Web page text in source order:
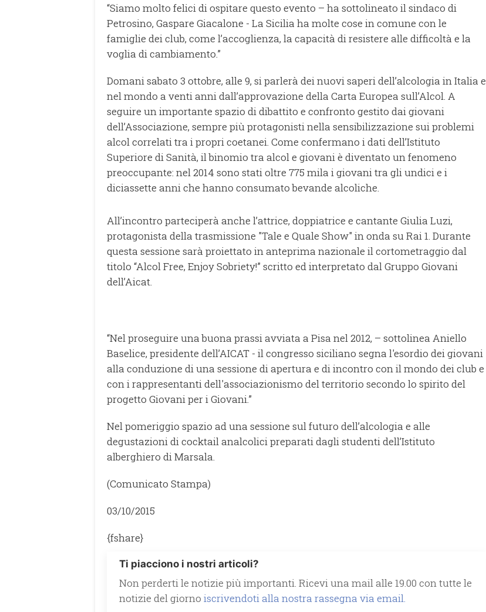
“Siamo molto felici di ospitare questo evento – ha sottolineato il sindaco di
Petrosino, Gaspare Giacalone - La Sicilia ha molte cose in comune con le
famiglie dei club, come l’accoglienza, la capacità di resistere alle difficoltà e la
voglia di cambiamento.”
Domani sabato 3 ottobre, alle 9, si parlerà dei nuovi saperi dell’alcologia in Italia e
nel mondo a venti anni dall’approvazione della Carta Europea sull’Alcol. A
seguire un importante spazio di dibattito e confronto gestito dai giovani
dell’Associazione, sempre più protagonisti nella sensibilizzazione ​sui problemi
alcol correlati tra i propri coetanei. Come confermano i dati dell’Istituto
Superiore di Sanità, il binomio tra alcol e giovani è diventato un fenomeno
preoccupante: nel 2014 sono stati oltre 775 mila i giovani tra gli undici e i
diciassette anni che hanno consumato bevande alcoliche.
All’incontro parteciperà anche l’attrice, doppiatrice e cantante Giulia Luzi,
protagonista della trasmissione "Tale e Quale Show" in onda su Rai 1. Durante
questa sessione sarà proiettato in anteprima nazionale il cortometraggio dal
titolo “Alcol Free, Enjoy Sobriety!” scritto ed interpretato dal Gruppo Giovani
dell’Aicat.
“Nel proseguire una buona prassi avviata a Pisa nel 2012, – sottolinea Aniello
Baselice, presidente dell’AICAT - il congresso siciliano segna l'esordio dei giovani
alla conduzione di una sessione di apertura e di incontro con il mondo dei club e
con i rappresentanti dell'associazionismo del territorio secondo lo spirito del
progetto Giovani per i Giovani.”
Nel pomeriggio spazio ad una sessione sul futuro dell’alcologia e alle
degustazioni di cocktail analcolici preparati dagli studenti dell’Istituto
alberghiero di Marsala.
(Comunicato Stampa)
03/10/2015
{fshare}
Ti piacciono i nostri articoli?
Non perderti le notizie più importanti. Ricevi una mail alle 19.00 con tutte le
notizie del giorno iscrivendoti alla nostra rassegna via email.